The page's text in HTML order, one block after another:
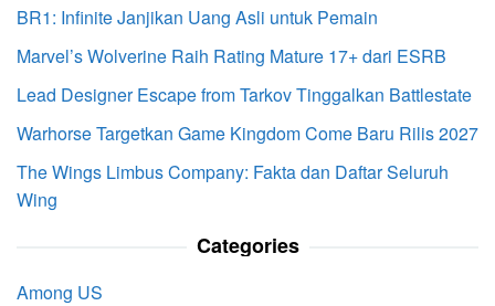
BR1: Infinite Janjikan Uang Asli untuk Pemain
Marvel’s Wolverine Raih Rating Mature 17+ dari ESRB
Lead Designer Escape from Tarkov Tinggalkan Battlestate
Warhorse Targetkan Game Kingdom Come Baru Rilis 2027
The Wings Limbus Company: Fakta dan Daftar Seluruh
Wing
Categories
Among US